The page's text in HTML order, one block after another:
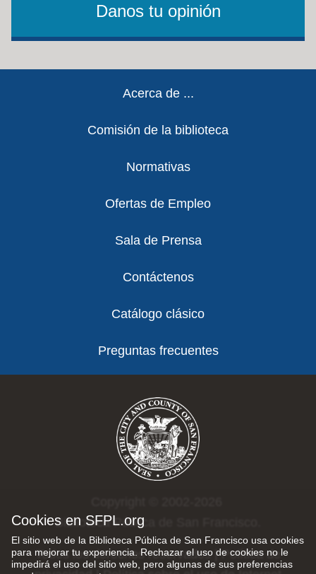
Cookies en SFPL.org
El sitio web de la Biblioteca Pública de San Francisco usa cookies
para mejorar tu experiencia. Rechazar el uso de cookies no le
impedirá el uso del sitio web, pero algunas de sus preferencias
Danos tu opinión
Acerca de ...
Comisión de la biblioteca
Normativas
Ofertas de Empleo
Sala de Prensa
Contáctenos
Catálogo clásico
Preguntas frecuentes
Biblioteca Pública de San Francisco.
Todos los derechos reservados |Política de